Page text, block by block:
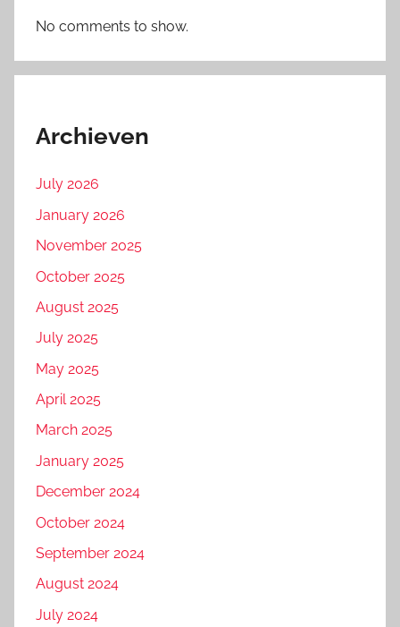
No comments to show.
Archieven
July 2026
January 2026
November 2025
October 2025
August 2025
July 2025
May 2025
April 2025
March 2025
January 2025
December 2024
October 2024
September 2024
August 2024
July 2024